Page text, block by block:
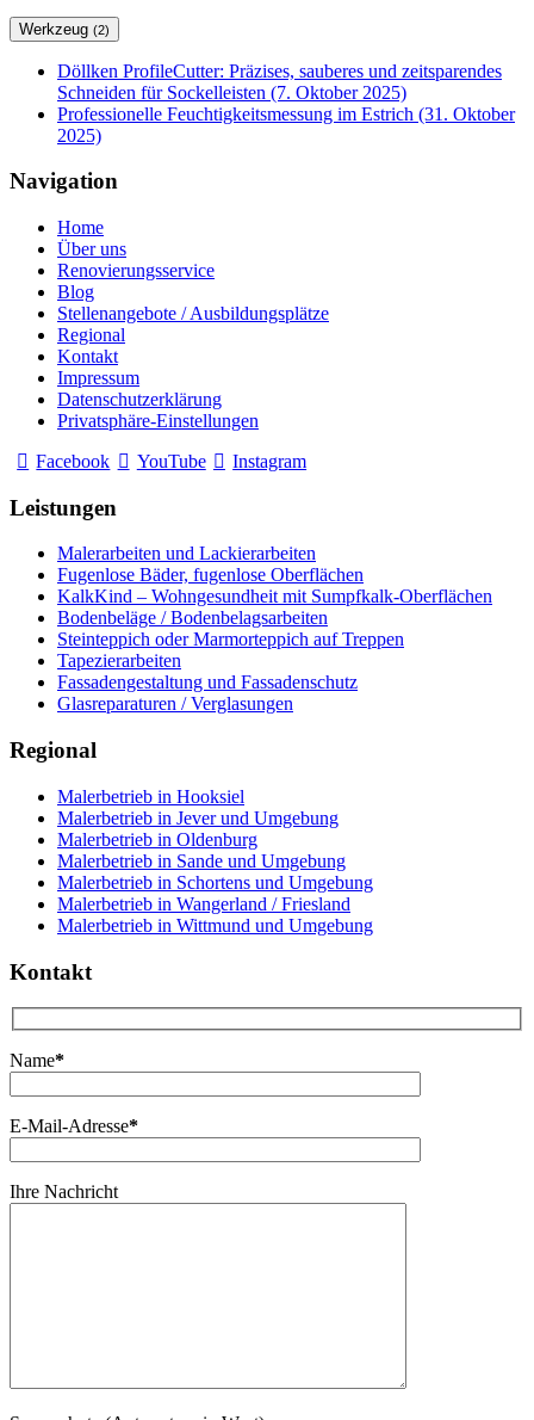
Werkzeug (2)
Döllken ProfileCutter: Präzises, sauberes und zeitsparendes
Schneiden für Sockelleisten (7. Oktober 2025)
Professionelle Feuchtigkeitsmessung im Estrich (31. Oktober
2025)
Navigation
Home
Über uns
Renovierungsservice
Blog
Stellenangebote / Ausbildungsplätze
Regional
Kontakt
Impressum
Datenschutzerklärung
Privatsphäre-Einstellungen
Facebook
YouTube Instagram
Leistungen
Malerarbeiten und Lackierarbeiten
Fugenlose Bäder, fugenlose Oberflächen
KalkKind – Wohngesundheit mit Sumpfkalk-Oberflächen
Bodenbeläge / Bodenbelagsarbeiten
Steinteppich oder Marmorteppich auf Treppen
Tapezierarbeiten
Fassadengestaltung und Fassadenschutz
Glasreparaturen / Verglasungen
Regional
Malerbetrieb in Hooksiel
Malerbetrieb in Jever und Umgebung
Malerbetrieb in Oldenburg
Malerbetrieb in Sande und Umgebung
Malerbetrieb in Schortens und Umgebung
Malerbetrieb in Wangerland / Friesland
Malerbetrieb in Wittmund und Umgebung
Kontakt
Name*
E-Mail-Adresse*
Ihre Nachricht